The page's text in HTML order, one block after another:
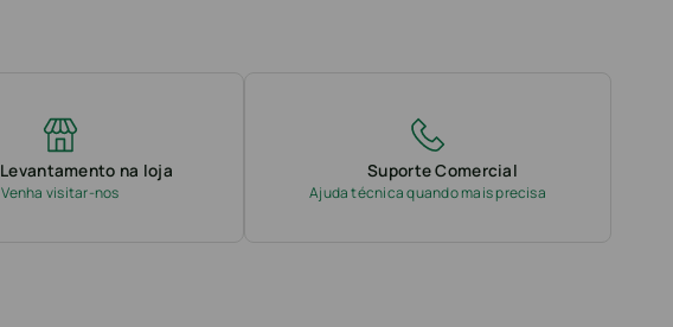
Levantamento na loja
Venha visitar-nos
Suporte Comercial
Ajuda técnica quando mais precisa